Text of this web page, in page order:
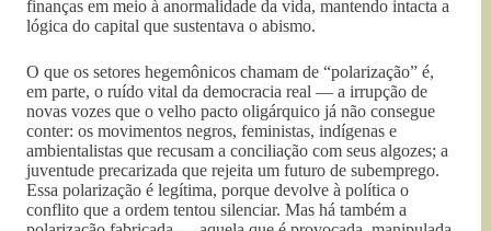
finanças em meio à anormalidade da vida, mantendo intacta a
lógica do capital que sustentava o abismo.
O que os setores hegemônicos chamam de “polarização” é,
em parte, o ruído vital da democracia real — a irrupção de
novas vozes que o velho pacto oligárquico já não consegue
conter: os movimentos negros, feministas, indígenas e
ambientalistas que recusam a conciliação com seus algozes; a
juventude precarizada que rejeita um futuro de subemprego.
Essa polarização é legítima, porque devolve à política o
conflito que a ordem tentou silenciar. Mas há também a